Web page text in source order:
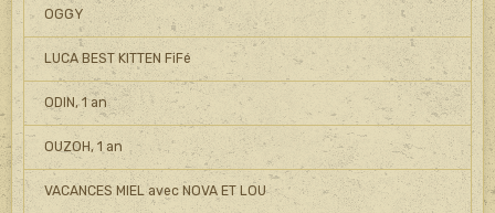
OGGY
LUCA BEST KITTEN FiFé
ODIN, 1 an
OUZOH, 1 an
VACANCES MIEL avec NOVA ET LOU